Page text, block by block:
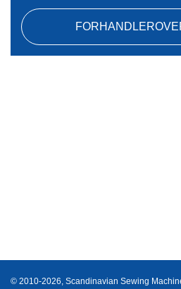
© 2010-2026, Scandinavian Sewing